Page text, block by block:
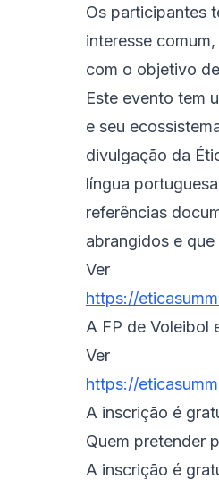
Os participantes
interesse
com o objetivo
Este evento tem
e seu
divulgação da
língua
referências
abrangidos e
Ver
https://
A FP de Voleibol
Ver
https://
A inscrição é
Quem pretender
A inscrição é